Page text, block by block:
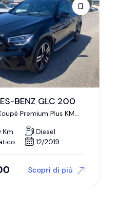
BENZ GLC 200
Premium Plus KM
Km
Diesel
12/2019
Scopri di più